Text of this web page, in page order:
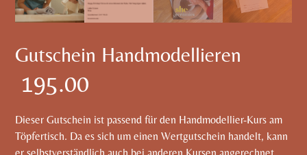
Gutschein Handmodellieren
195.00
Dieser Gutschein ist passend für den Handmodellier-Kurs am
Töpfertisch. Da es sich um einen Wertgutschein handelt, kann